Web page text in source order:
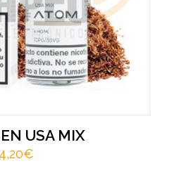
USA MIX
4,20€